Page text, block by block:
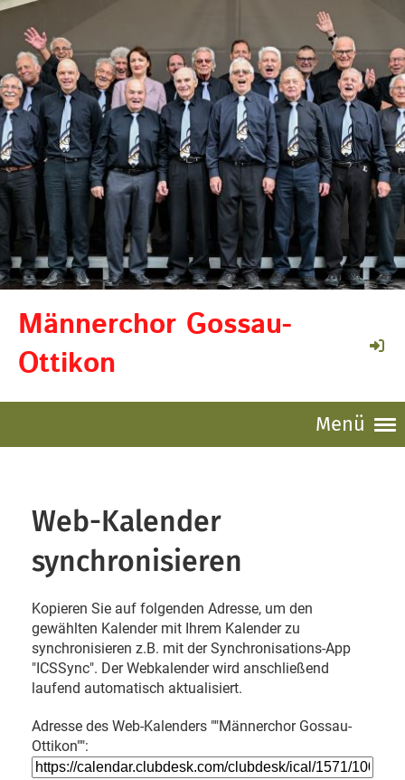
Männerchor Gossau-
Ottikon
Menü
Web-Kalender
synchronisieren
Kopieren Sie auf folgenden Adresse, um den
gewählten Kalender mit Ihrem Kalender zu
synchronisieren z.B. mit der Synchronisations-App
"ICSSync". Der Webkalender wird anschließend
laufend automatisch aktualisiert.
Adresse des Web-Kalenders ""Männerchor Gossau-
Ottikon"":